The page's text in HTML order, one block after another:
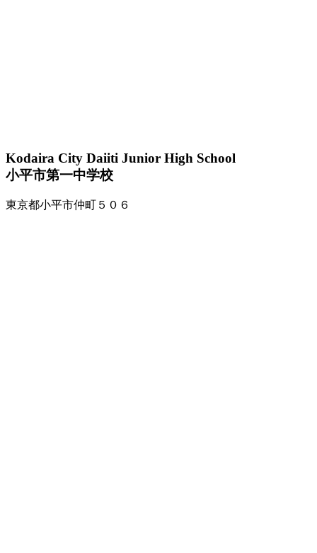
Kodaira City Daiiti Junior High School
小平市第一中学校
東京都小平市仲町５０６